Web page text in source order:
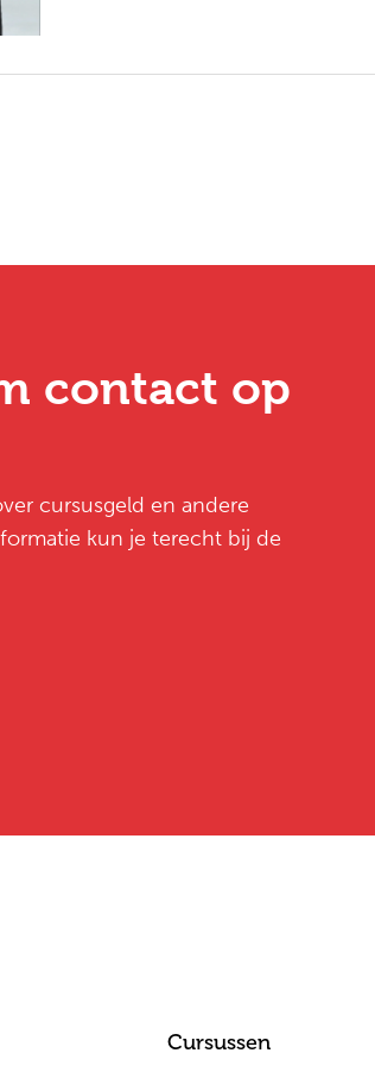
contact op
cursusgeld en andere
kun je terecht bij de
Cursussen